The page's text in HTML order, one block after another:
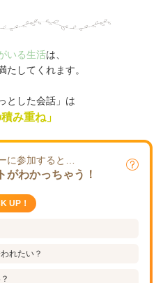
いる生活は、
たしてくれます。
とした会話」は
み重ね」
に参加すると…
がわかっちゃう！
UP！
れたい？